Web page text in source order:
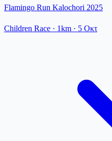
Flamingo Run Kalochori 2025
Children Race · 1km · 5 Οκτ